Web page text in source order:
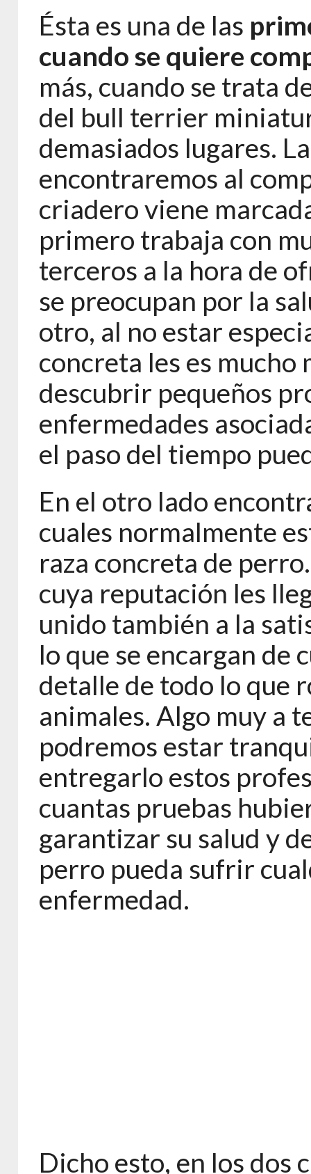
Ésta es una de las
cuando se quiere
más, cuando se trata
del bull terrier
demasiados lugares.
encontraremos al
criadero viene
primero trabaja con
terceros a la hora de
se preocupan por la
otro, al no estar
concreta les es
descubrir pequeños
enfermedades
el paso del tiempo
En el otro lado
cuales normalmente
raza concreta de
cuya reputación les
unido también a la
lo que se encargan de
detalle de todo lo que
animales. Algo muy a
podremos estar
entregarlo estos
cuantas pruebas
garantizar su salud y
perro pueda sufrir
enfermedad.
Dicho esto, en los dos